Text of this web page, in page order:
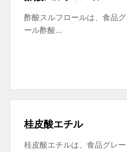
酢酸スルフロールは、食品
ール酢酸…
桂皮酸エチル
桂皮酸エチルは、食品グレ